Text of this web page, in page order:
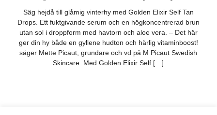
Säg hejdå till glåmig vinterhy med Golden Elixir Self Tan
Drops. Ett fuktgivande serum och en högkoncentrerad brun
utan sol i droppform med havtorn och aloe vera. – Det här
ger din hy både en gyllene hudton och härlig vitaminboost!
säger Mette Picaut, grundare och vd på M Picaut Swedish
Skincare. Med Golden Elixir Self […]